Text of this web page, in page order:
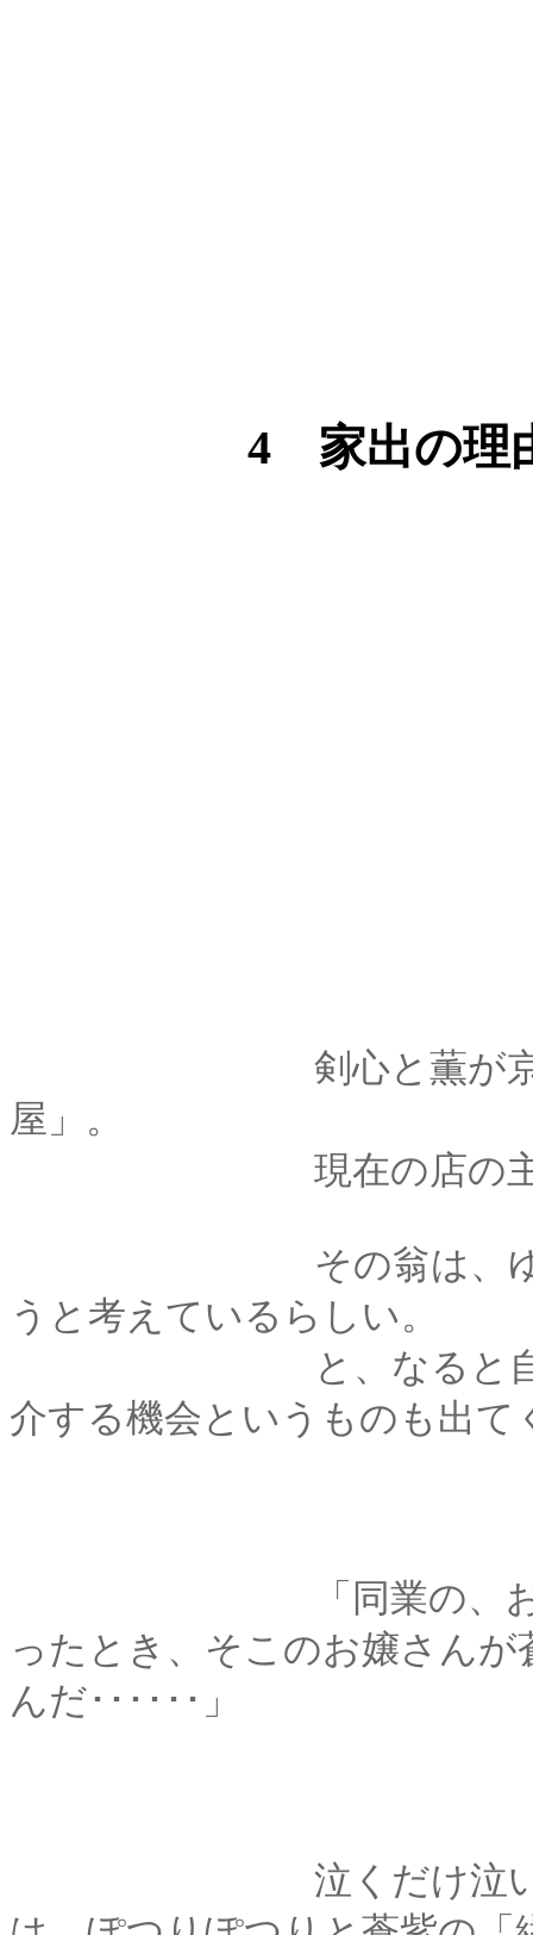
4 家出の理
剣心と薫が京都に行
屋」。
現在の店の主人は、
その翁は、ゆくゆく
うと考えているらしい。
と、なると自然、店
介する機会というものも出
「同業の、お付き合
ったとき、そこのお嬢さん
んだ･･････」
泣くだけ泣いて、よ